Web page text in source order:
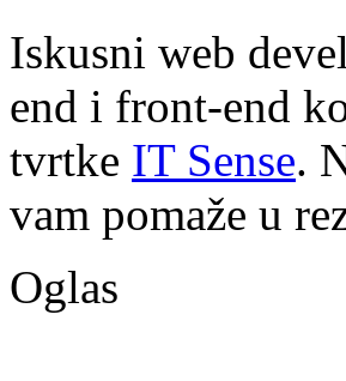
Iskusni web
end i front-end
tvrtke IT Sense.
vam pomaže u
Oglas